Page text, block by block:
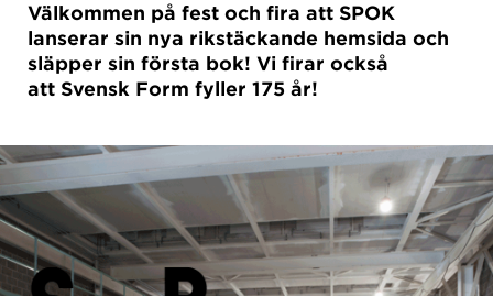
Välkommen på fest och fira att SPOK
lanserar sin nya rikstäckande hemsida och
släpper sin första bok! Vi firar också
att Svensk Form fyller 175 år!